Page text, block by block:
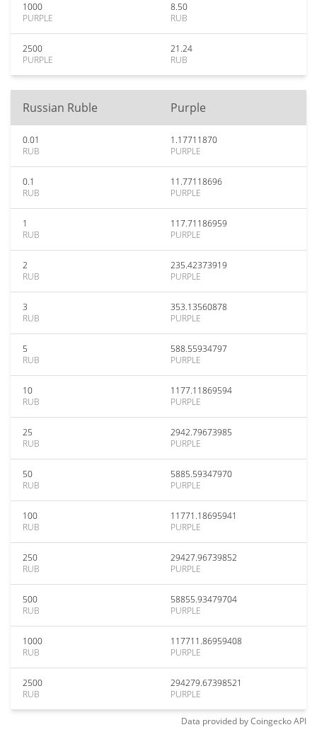
1000
PURPLE
8.50
RUB
2500
PURPLE
21.24
RUB
Russian Ruble Purple
0.01
RUB
1.17711870
PURPLE
0.1
RUB
11.77118696
PURPLE
1
RUB
117.71186959
PURPLE
2
RUB
235.42373919
PURPLE
3
RUB
353.13560878
PURPLE
5
RUB
588.55934797
PURPLE
10
RUB
1177.11869594
PURPLE
25
RUB
2942.79673985
PURPLE
50
RUB
5885.59347970
PURPLE
100
RUB
11771.18695941
PURPLE
250
RUB
29427.96739852
PURPLE
500
RUB
58855.93479704
PURPLE
1000
RUB
117711.86959408
PURPLE
2500
RUB
294279.67398521
PURPLE
Data provided byCoingeckoAPI